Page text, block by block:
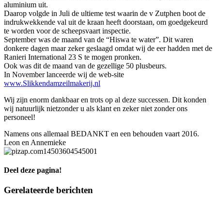
aluminium uit.
Daarop volgde in Juli de ultieme test waarin de v Zutphen boot de
indrukwekkende val uit de kraan heeft doorstaan, om goedgekeurd
te worden voor de scheepsvaart inspectie.
September was de maand van de “Hiswa te water”. Dit waren
donkere dagen maar zeker geslaagd omdat wij de eer hadden met de
Ranieri International 23 S te mogen pronken.
Ook was dit de maand van de gezellige 50 plusbeurs.
In November lanceerde wij de web-site
www.Slikkendamzeilmakerij.nl
Wij zijn enorm dankbaar en trots op al deze successen. Dit konden
wij natuurlijk nietzonder u als klant en zeker niet zonder ons
personeel!
Namens ons allemaal BEDANKT en een behouden vaart 2016.
Leon en Annemieke
Deel deze pagina!
Facebook
X
LinkedIn
WhatsApp
E-
Gerelateerde berichten